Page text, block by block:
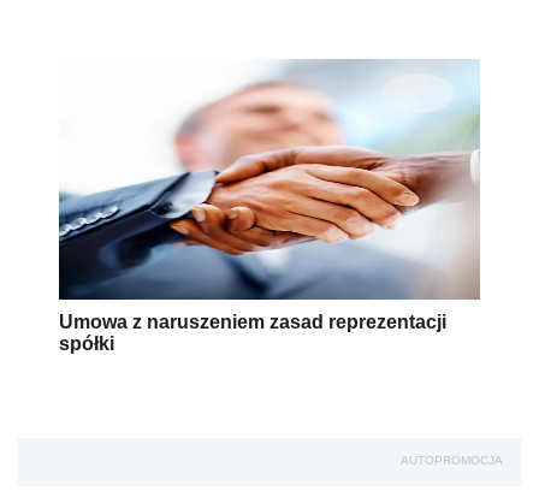
Umowa z naruszeniem zasad reprezentacji
spółki
AUTOPROMOCJA